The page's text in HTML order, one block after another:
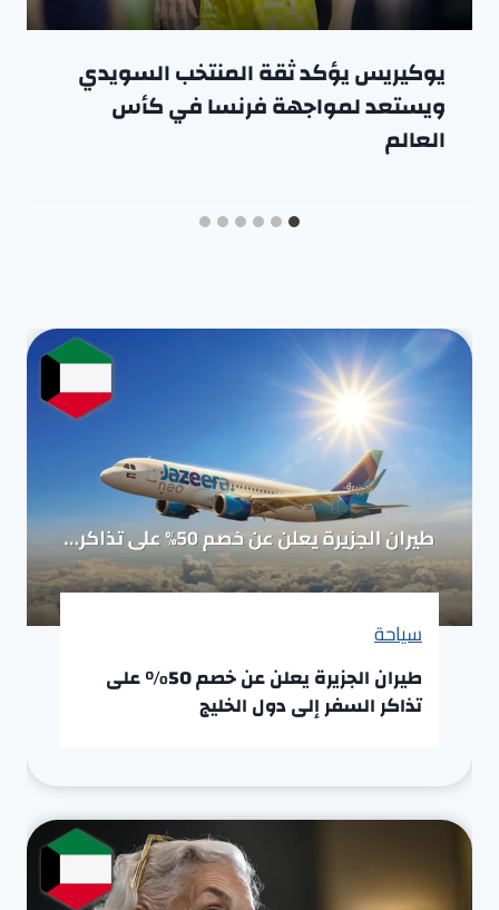
يوكيريس يؤكد ثقة المنتخب السويدي
ويستعد لمواجهة فرنسا في كأس
العالم
سياحة
طيران الجزيرة يعلن عن خصم 50% على
تذاكر السفر إلى دول الخليج